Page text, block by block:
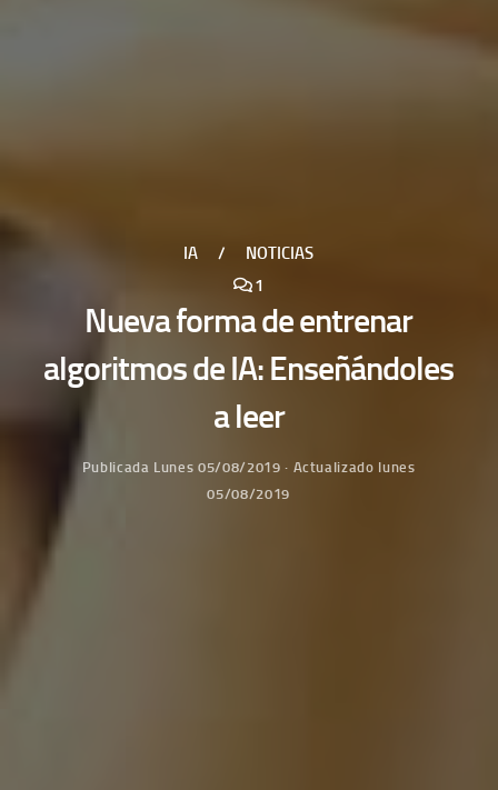
IA /
NOTICIAS
1
Nueva forma de entrenar
algoritmos de IA: Enseñándoles
a leer
Publicada Lunes 05/08/2019 · Actualizado lunes
05/08/2019